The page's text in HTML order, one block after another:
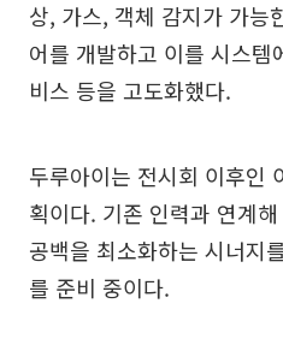
상, 가스, 객체 감지가 가능
어를 개발하고 이를 시스템
비스 등을 고도화했다.
두루아이는 전시회 이후인
획이다. 기존 인력과 연계
공백을 최소화하는 시너지
를 준비 중이다.